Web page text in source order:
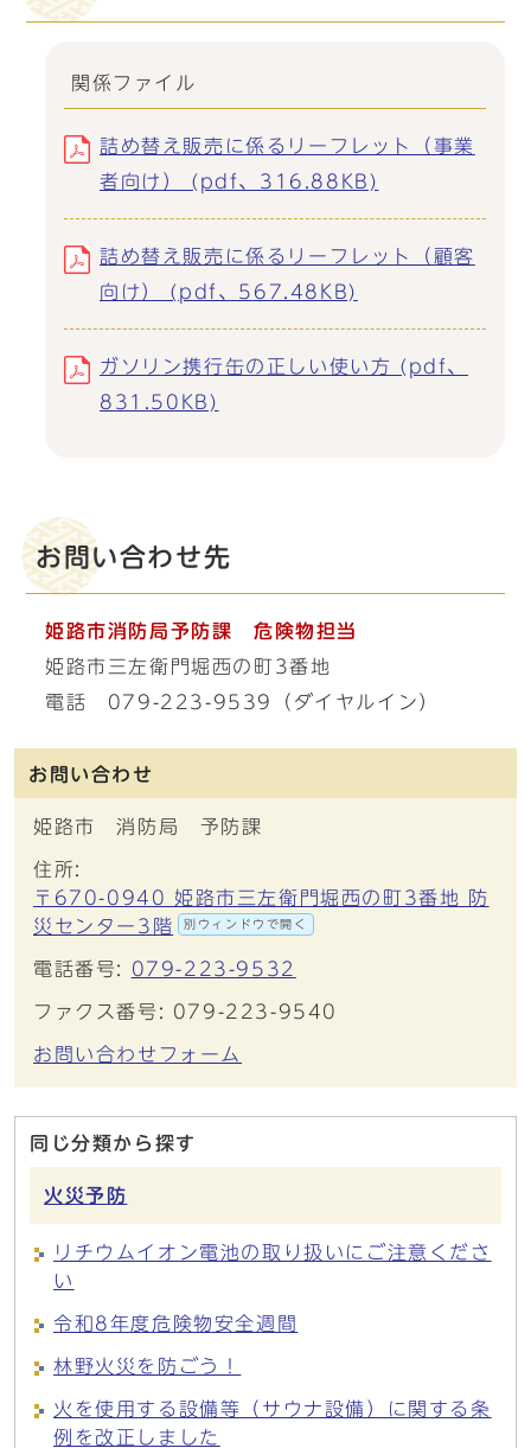
関係ファイル
詰め替え販売に係るリーフレット（事業
者向け） (pdf、316.88KB)
詰め替え販売に係るリーフレット（顧客
向け） (pdf、567.48KB)
ガソリン携行缶の正しい使い方 (pdf、
831.50KB)
お問い合わせ先
姫路市消防局予防課 危険物担当
姫路市三左衛門堀西の町3番地
電話 079-223-9539（ダイヤルイン）
お問い合わせ
姫路市 消防局 予防課
住所:
〒670-0940 姫路市三左衛門堀西の町3番地 防
災センター3階
別ウィンドウで開く
電話番号: 079-223-9532
ファクス番号: 079-223-9540
お問い合わせフォーム
同じ分類から探す
火災予防
リチウムイオン電池の取り扱いにご注意くださ
い
令和8年度危険物安全週間
林野火災を防ごう！
火を使用する設備等（サウナ設備）に関する条
例を改正しました